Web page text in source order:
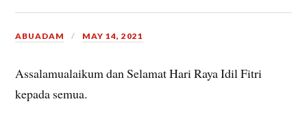
ABUADAM MAY 14, 2021
Assalamualaikum dan Selamat Hari Raya Idil Fitri
kepada semua.